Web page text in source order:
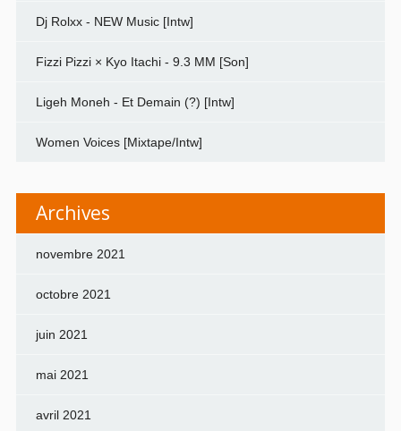
Dj Rolxx - NEW Music [Intw]
Fizzi Pizzi × Kyo Itachi - 9.3 MM [Son]
Ligeh Moneh - Et Demain (?) [Intw]
Women Voices [Mixtape/Intw]
Archives
novembre 2021
octobre 2021
juin 2021
mai 2021
avril 2021